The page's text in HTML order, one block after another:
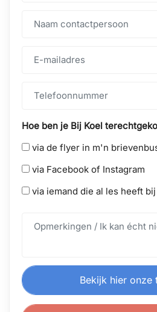
Hoe ben je Bij Koel
via de flyer in m'n
via Facebook of Instagram
via iemand die al les heeft bij
Bekijk hier onze